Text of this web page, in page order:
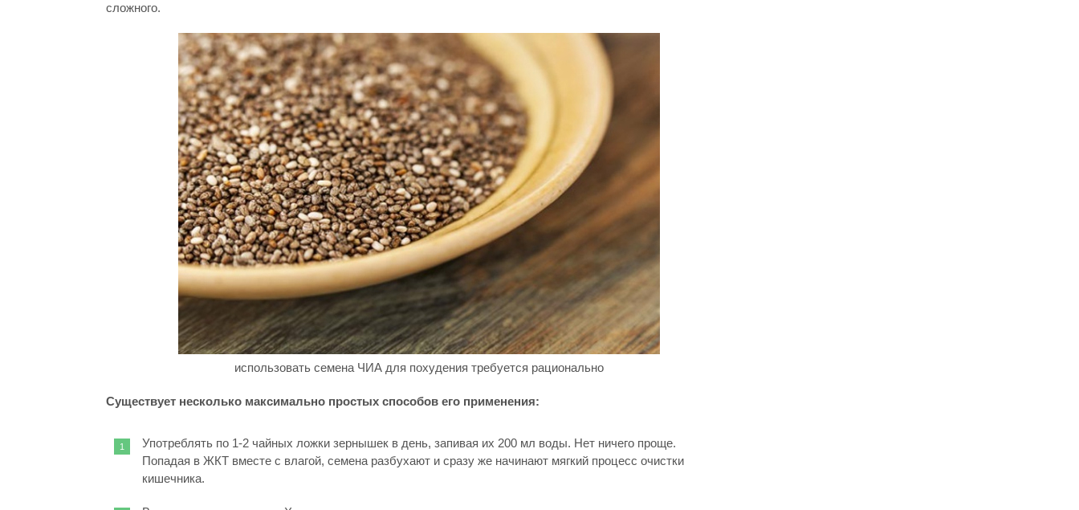
сложного.
использовать семена ЧИА для похудения требуется рационально
Существует несколько максимально простых способов его применения:
Употреблять по 1-2 чайных ложки зернышек в день, запивая их 200 мл воды. Нет ничего проще.
Попадая в ЖКТ вместе с влагой, семена разбухают и сразу же начинают мягкий процесс очистки
кишечника.